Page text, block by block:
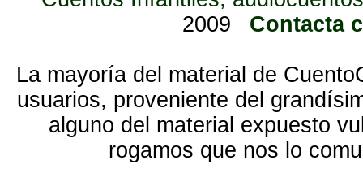
2009
Contacta
La mayoría del material de
usuarios, proveniente del
alguno del material expuesto
rogamos que nos lo